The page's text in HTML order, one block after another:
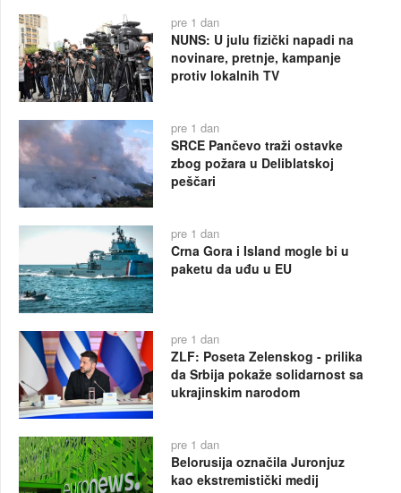
pre 1 dan
NUNS: U julu fizički napadi na
novinare, pretnje, kampanje
protiv lokalnih TV
pre 1 dan
SRCE Pančevo traži ostavke
zbog požara u Deliblatskoj
peščari
pre 1 dan
Crna Gora i Island mogle bi u
paketu da uđu u EU
pre 1 dan
ZLF: Poseta Zelenskog - prilika
da Srbija pokaže solidarnost sa
ukrajinskim narodom
pre 1 dan
Belorusija označila Juronjuz
kao ekstremistički medij